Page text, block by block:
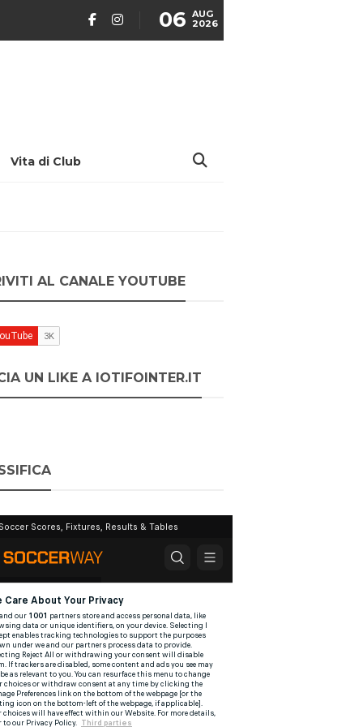
06 AUG
2026
Vita di Club
AL CANALE YOUTUBE
UN LIKE A IOTIFOINTER.IT